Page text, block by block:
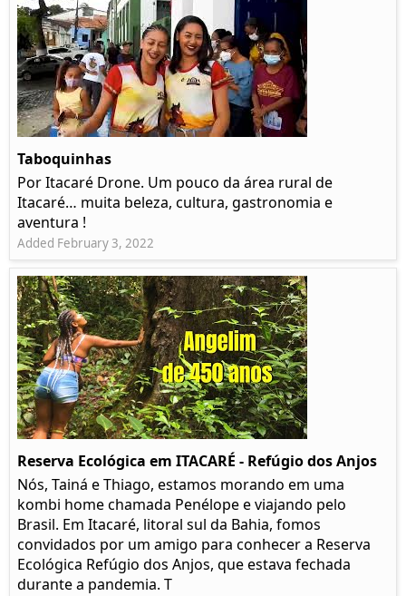
Taboquinhas
Por Itacaré Drone. Um pouco da área rural de
Itacaré… muita beleza, cultura, gastronomia e
aventura !
Added February 3, 2022
Reserva Ecológica em ITACARÉ - Refúgio dos Anjos
Nós, Tainá e Thiago, estamos morando em uma
kombi home chamada Penélope e viajando pelo
Brasil. Em Itacaré, litoral sul da Bahia, fomos
convidados por um amigo para conhecer a Reserva
Ecológica Refúgio dos Anjos, que estava fechada
durante a pandemia. T